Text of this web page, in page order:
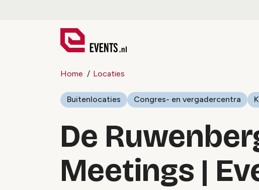
Home Locaties
Buitenlocaties Congres- en vergadercentra
De
Meetings |